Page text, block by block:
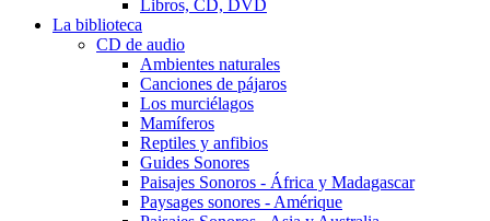
Libros, CD, DVD
La biblioteca
CD de audio
Ambientes naturales
Canciones de pájaros
Los murciélagos
Mamíferos
Reptiles y anfibios
Guides Sonores
Paisajes Sonoros - África y Madagascar
Paysages sonores - Amérique